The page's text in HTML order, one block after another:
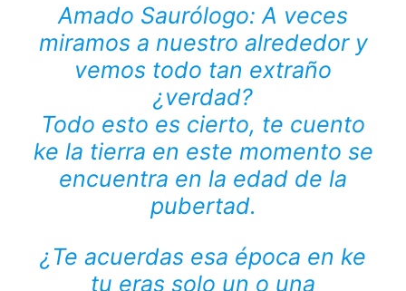
Amado Saurólogo: A veces
miramos a nuestro alrededor y
vemos todo tan extraño
¿verdad?
Todo esto es cierto, te cuento
ke la tierra en este momento se
encuentra en la edad de la
pubertad.
¿Te acuerdas esa época en ke
tu eras solo un o una